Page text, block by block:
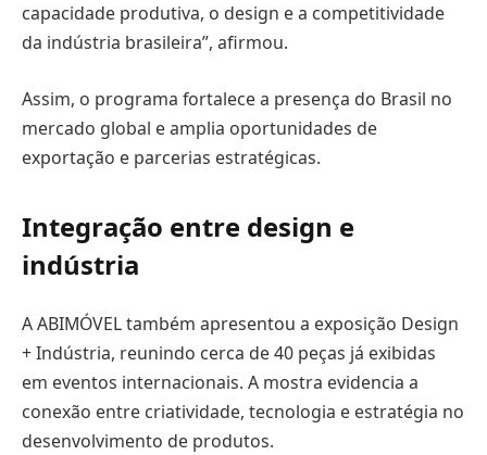
capacidade produtiva, o design e a competitividade
da indústria brasileira”, afirmou.
Assim, o programa fortalece a presença do Brasil no
mercado global e amplia oportunidades de
exportação e parcerias estratégicas.
Integração entre design e
indústria
A ABIMÓVEL também apresentou a exposição Design
+ Indústria, reunindo cerca de 40 peças já exibidas
em eventos internacionais. A mostra evidencia a
conexão entre criatividade, tecnologia e estratégia no
desenvolvimento de produtos.